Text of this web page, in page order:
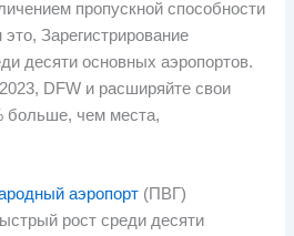
пропускной способности
Зарегистрирование
десяти основных аэропортов.
DFW и расширяйте свои
больше, чем места,
аэропорт (ПВГ)
рост среди десяти